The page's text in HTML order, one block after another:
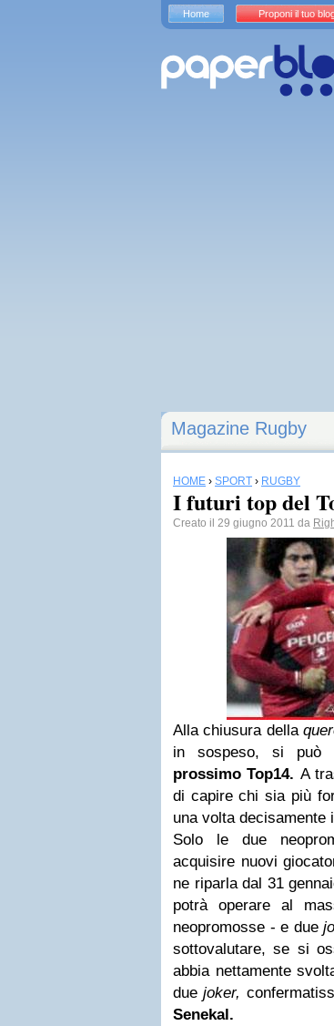
Magazine Rugby
HOME › SPORT › RUGBY
I futuri top del
Creato il 29 giugno 2011 da
Alla chiusura della
in sospeso, si può
prossimo Top14. A
di capire chi sia più
una volta decisamente
Solo le due
acquisire nuovi
ne riparla dal 31
potrà operare al
neopromosse - e due
sottovalutare, se si
abbia nettamente
due joker,
Senekal.
Home Proponi il tuo